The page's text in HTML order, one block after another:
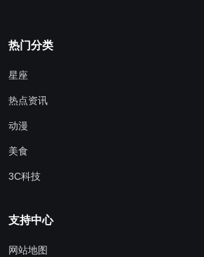
热门分类
星座
热点资讯
动漫
美食
3C科技
支持中心
网站地图